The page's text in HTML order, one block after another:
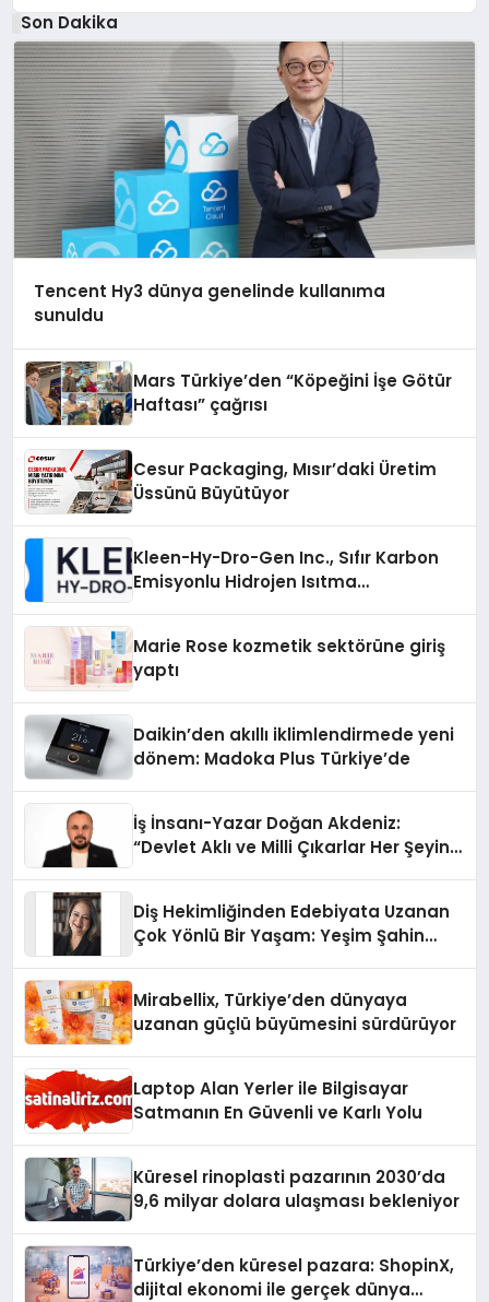
Son Dakika
Tencent Hy3 dünya genelinde kullanıma
sunuldu
Mars Türkiye’den “Köpeğini İşe Götür
Haftası” çağrısı
Cesur Packaging, Mısır’daki Üretim
Üssünü Büyütüyor
Kleen-Hy-Dro-Gen Inc., Sıfır Karbon
Emisyonlu Hidrojen Isıtma
Marie Rose kozmetik sektörüne giriş
yaptı
Daikin’den akıllı iklimlendirmede yeni
dönem: Madoka Plus Türkiye’de
İş İnsanı-Yazar Doğan Akdeniz:
“Devlet Aklı ve Milli Çıkarlar Her Şeyin
Diş Hekimliğinden Edebiyata Uzanan
Çok Yönlü Bir Yaşam: Yeşim Şahin
Mirabellix, Türkiye’den dünyaya
uzanan güçlü büyümesini sürdürüyor
Laptop Alan Yerler ile Bilgisayar
Satmanın En Güvenli ve Karlı Yolu
Küresel rinoplasti pazarının 2030’da
9,6 milyar dolara ulaşması bekleniyor
Türkiye’den küresel pazara: ShopinX,
dijital ekonomi ile gerçek dünya